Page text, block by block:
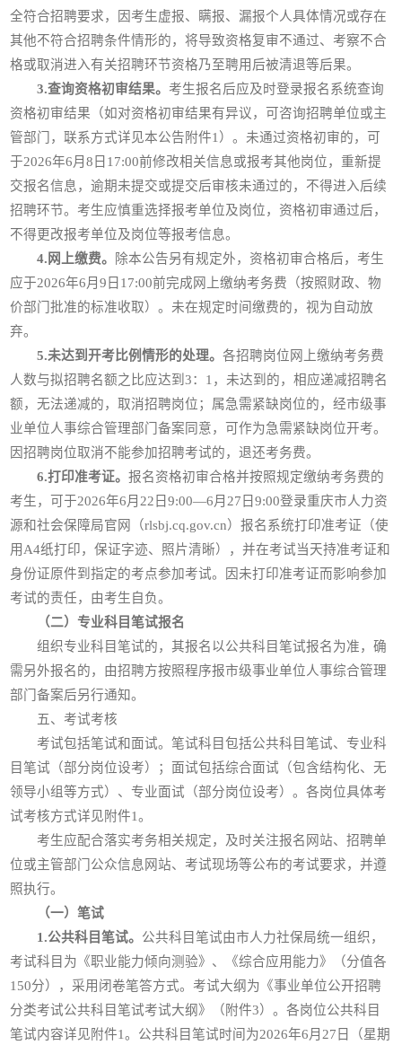
全符合招聘要求，因考生虚报、瞒报、漏报个人具体情况或存在
其他不符合招聘条件情形的，将导致资格复审不通过、考察不合
格或取消进入有关招聘环节资格乃至聘用后被清退等后果。
3.查询资格初审结果。 考生报名后应及时登录报名系统查询
资格初审结果（如对资格初审结果有异议，可咨询招聘单位或主
管部门，联系方式详见本公告附件1）。未通过资格初审的，可
于2026年6月8日17:00前修改相关信息或报考其他岗位，重新提
交报名信息，逾期未提交或提交后审核未通过的，不得进入后续
招聘环节。考生应慎重选择报考单位及岗位，资格初审通过后，
不得更改报考单位及岗位等报考信息。
4.网上缴费。
除本公告另有规定外，资格初审合格后，考生
应于2026年6月9日17:00前完成网上缴纳考务费（按照财政、物
价部门批准的标准收取）。未在规定时间缴费的，视为自动放
弃。
5.未达到开考比例情形的处理。 各招聘岗位网上缴纳考务费
人数与拟招聘名额之比应达到3：1，未达到的，相应递减招聘名
额，无法递减的，取消招聘岗位；属急需紧缺岗位的，经市级事
业单位人事综合管理部门备案同意，可作为急需紧缺岗位开考。
因招聘岗位取消不能参加招聘考试的，退还考务费。
6.打印准考证。 报名资格初审合格并按照规定缴纳考务费的
考生，可于2026年6月22日9:00—6月27日9:00登录重庆市人力资
源和社会保障局官网（rlsbj.cq.gov.cn）报名系统打印准考证（使
用A4纸打印，保证字迹、照片清晰），并在考试当天持准考证和
身份证原件到指定的考点参加考试。因未打印准考证而影响参加
考试的责任，由考生自负。
（二）专业科目笔试报名
组织专业科目笔试的，其报名以公共科目笔试报名为准，确
需另外报名的，由招聘方按照程序报市级事业单位人事综合管理
部门备案后另行通知。
五、考试考核
考试包括笔试和面试。笔试科目包括公共科目笔试、专业科
目笔试（部分岗位设考）；面试包括综合面试（包含结构化、无
领导小组等方式）、专业面试（部分岗位设考）。各岗位具体考
试考核方式详见附件1。
考生应配合落实考务相关规定，及时关注报名网站、招聘单
位或主管部门公众信息网站、考试现场等公布的考试要求，并遵
照执行。
（一）笔试
1.公共科目笔试。 公共科目笔试由市人力社保局统一组织，
考试科目为《职业能力倾向测验》、《综合应用能力》（分值各
150分），采用闭卷笔答方式。考试大纲为《事业单位公开招聘
分类考试公共科目笔试考试大纲》（附件3）。各岗位公共科目
笔试内容详见附件1。公共科目笔试时间为2026年6月27日（星期